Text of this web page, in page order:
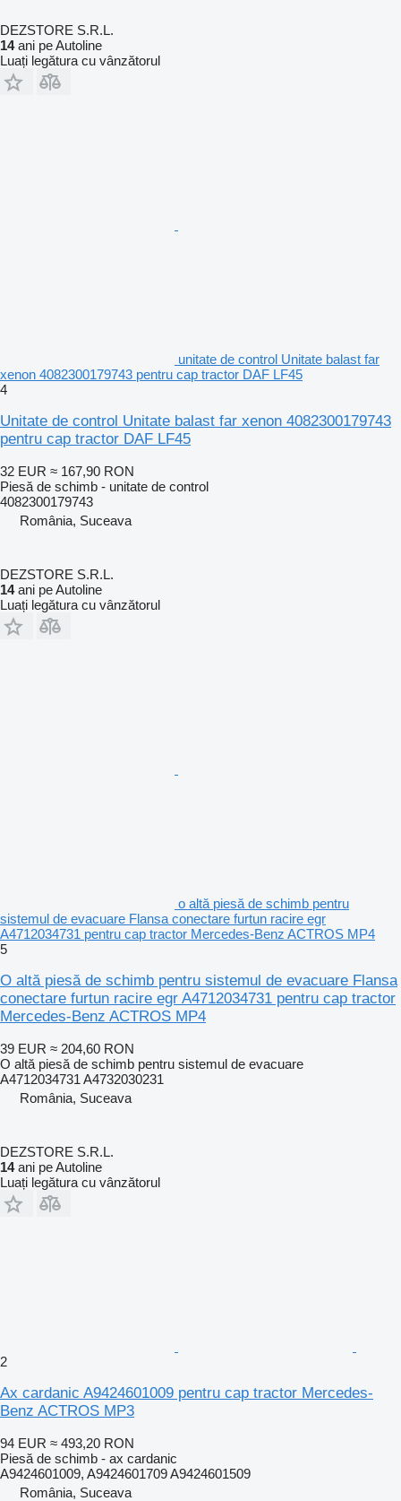
DEZSTORE S.R.L.
14ani pe Autoline
Luați legătura cu vânzătorul
unitate de control Unitate balast far
xenon 4082300179743 pentru cap tractor DAF LF45
4
Unitate de control Unitate balast far xenon 4082300179743
pentru cap tractor DAF LF45
32 EUR ≈ 167,90 RON
Piesă de schimb - unitate de control
4082300179743
România, Suceava
DEZSTORE S.R.L.
14ani pe Autoline
Luați legătura cu vânzătorul
o altă piesă de schimb pentru
sistemul de evacuare Flansa conectare furtun racire egr
A4712034731 pentru cap tractor Mercedes-Benz ACTROS MP4
5
O altă piesă de schimb pentru sistemul de evacuare Flansa
conectare furtun racire egr A4712034731 pentru cap tractor
Mercedes-Benz ACTROS MP4
39 EUR ≈ 204,60 RON
O altă piesă de schimb pentru sistemul de evacuare
A4712034731 A4732030231
România, Suceava
DEZSTORE S.R.L.
14ani pe Autoline
Luați legătura cu vânzătorul
2
Ax cardanic A9424601009 pentru cap tractor Mercedes-
Benz ACTROS MP3
94 EUR ≈ 493,20 RON
Piesă de schimb - ax cardanic
A9424601009, A9424601709 A9424601509
România, Suceava